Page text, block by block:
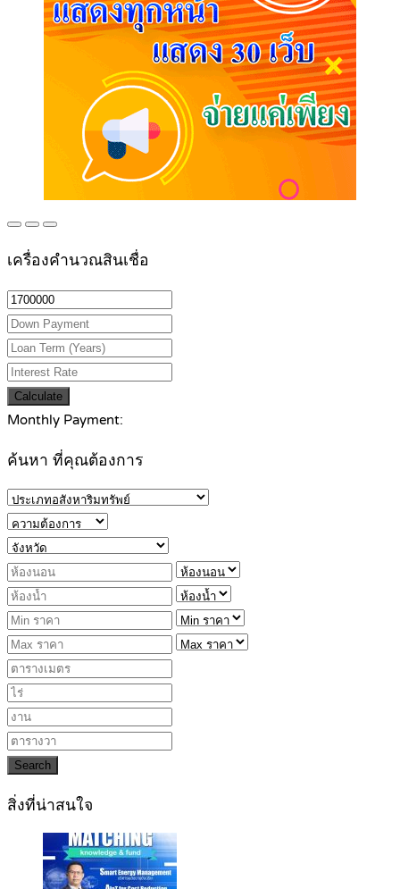
เครื่องคำนวณสินเชื่อ
Calculate
Monthly Payment:
ค้นหา ที่คุณต้องการ
Search
สิ่งที่น่าสนใจ